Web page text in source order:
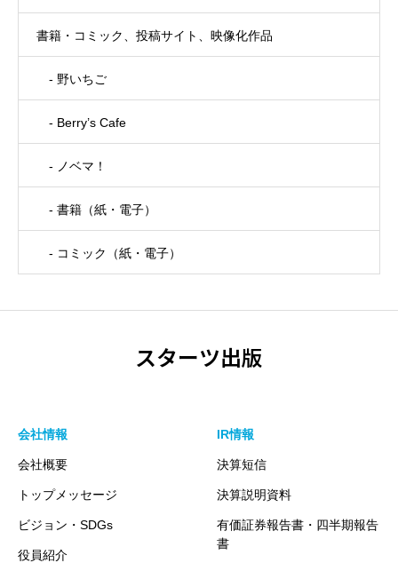
書籍・コミック、投稿サイト、映像化作品
- 野いちご
- Berry’s Cafe
- ノベマ！
- 書籍（紙・電子）
- コミック（紙・電子）
スターツ出版
会社情報
会社概要
トップメッセージ
ビジョン・SDGs
役員紹介
IR情報
決算短信
決算説明資料
有価証券報告書・四半期報告
書